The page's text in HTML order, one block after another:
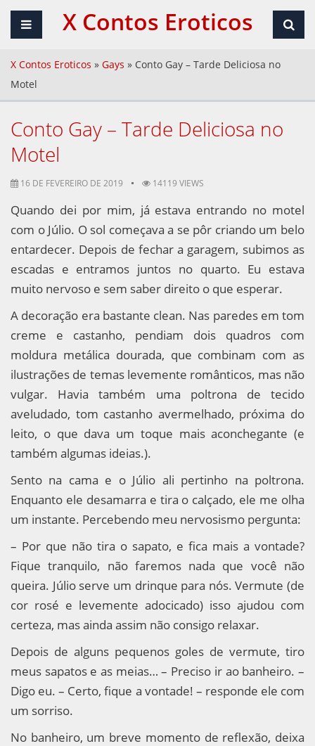
X Contos Eroticos
X Contos Eroticos » Gays » Conto Gay – Tarde Deliciosa no
Motel
Conto Gay – Tarde Deliciosa no
Motel
16 DE FEVEREIRO DE 2019 14119 VIEWS
Quando dei por mim, já estava entrando no motel
com o Júlio. O sol começava a se pôr criando um belo
entardecer. Depois de fechar a garagem, subimos as
escadas e entramos juntos no quarto. Eu estava
muito nervoso e sem saber direito o que esperar.
A decoração era bastante clean. Nas paredes em tom
creme e castanho, pendiam dois quadros com
moldura metálica dourada, que combinam com as
ilustrações de temas levemente românticos, mas não
vulgar. Havia também uma poltrona de tecido
aveludado, tom castanho avermelhado, próxima do
leito, o que dava um toque mais aconchegante (e
também algumas ideias.).
Sento na cama e o Júlio ali pertinho na poltrona.
Enquanto ele desamarra e tira o calçado, ele me olha
um instante. Percebendo meu nervosismo pergunta:
– Por que não tira o sapato, e fica mais a vontade?
Fique tranquilo, não faremos nada que você não
queira. Júlio serve um drinque para nós. Vermute (de
cor rosé e levemente adocicado) isso ajudou com
certeza, mas ainda assim não consigo relaxar.
Depois de alguns pequenos goles de vermute, tiro
meus sapatos e as meias… – Preciso ir ao banheiro. –
Digo eu. – Certo, fique a vontade! – responde ele com
um sorriso.
No banheiro, um breve momento de reflexão, deixa